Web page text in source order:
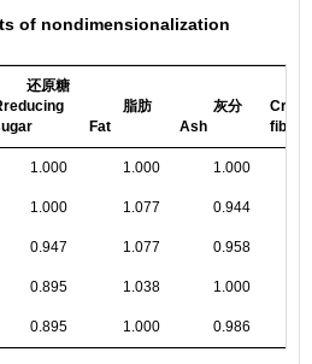
of nondimensionalization
还原糖
脂肪
Fat
灰分
Ash
Crude
fiber
1.000 1.000 1.000
1.000 1.077 0.944
0.947 1.077 0.958
0.895 1.038 1.000
0.895 1.000 0.986